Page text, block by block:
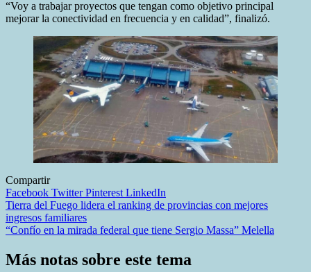
“Voy a trabajar proyectos que tengan como objetivo principal
mejorar la conectividad en frecuencia y en calidad”, finalizó.
Compartir
Facebook TwitterPinterest LinkedIn
Navegación
de
Tierra del Fuego lidera el ranking de provincias con mejores
ingresos familiares
“Confío en la mirada federal que tiene Sergio Massa” Melella
Más notas sobre este tema